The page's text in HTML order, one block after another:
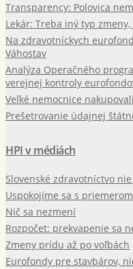
Transparency: Polovica
Lekár: Treba iný typ
Na zdravotníckych
Váhostav
Analýza Operačného
verejnej kontroly
Veľké nemocnice
Prešetrovanie údajnej
HPI v médiách
Slovenské zdravotníctvo
Uspokojíme sa s
Nič sa nezmení
Rozpočet: prekvapenie sa
Zmeny prídu až po voľbách
Eurofondy pre stavbárov,